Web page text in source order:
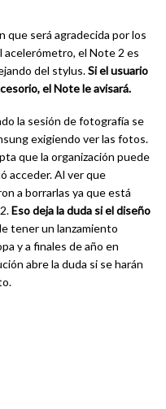
que será agradecida por los
acelerómetro, el Note 2 es
del stylus.Si el usuario
el Note le avisará.
la sesión de fotografía se
exigiendo ver las fotos.
que la organización puede
acceder. Al ver que
a borrarlas ya que está
Eso deja la duda si el diseño
tener un lanzamiento
y a finales de año en
abre la duda si se harán